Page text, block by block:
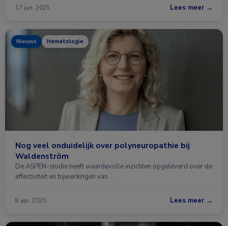
17 jun. 2025 Lees meer →
Nieuws Hematologie
Nog veel onduidelijk over polyneuropathie bij
Waldenström
De ASPEN-studie heeft waardevolle inzichten opgeleverd over de
effectiviteit en bijwerkingen van …
8 apr. 2025 Lees meer →